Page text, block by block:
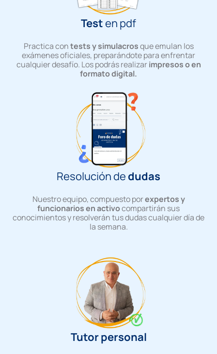
Test en pdf
Practica contests y simulacrosque emulan los
exámenes oficiales, preparándote para enfrentar
cualquier desafío. Los podrás realizarimpresos o en
formato digital.
Resolución de dudas
Nuestro equipo, compuesto porexpertos y
funcionarios en activocompartirán sus
conocimientos y resolverán tus dudas cualquier día de
la semana.
Tutor personal